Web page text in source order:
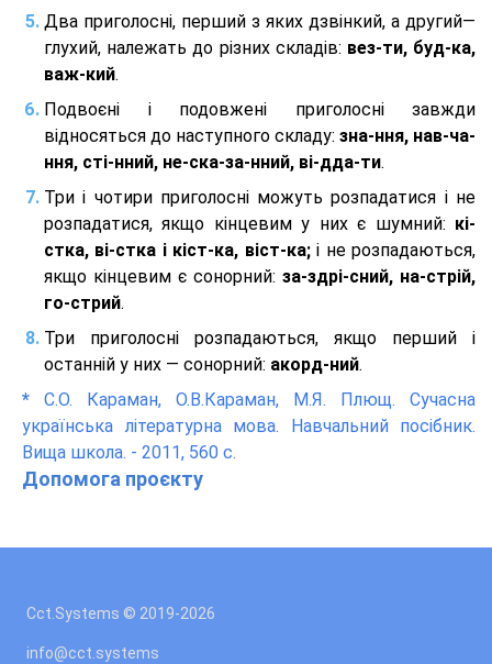
Два приголосні, перший з яких дзвінкий, а другий—
глухий, належать до різних складів: вез-ти, буд-ка,
важ-кий.
Подвоєні і подовжені приголосні завжди
відносяться до наступного складу: зна-ння, нав-ча-
ння, сті-нний, не-ска-за-нний, ві-дда-ти.
Три і чотири приголосні можуть розпадатися і не
розпадатися, якщо кінцевим у них є шумний: кі-
стка, ві-стка і кіст-ка, віст-ка;і не розпадаються,
якщо кінцевим є сонорний: за-здрі-сний, на-стрій,
го-стрий.
Три приголосні розпадаються, якщо перший і
останній у них — сонорний: акорд-ний.
* С.О. Караман, О.В.Караман, М.Я. Плющ. Сучасна
українська літературна мова. Навчальний посібник.
Вища школа. - 2011, 560 с.
Допомога проєкту
Cct.Systems © 2019-2026
info@cct.systems